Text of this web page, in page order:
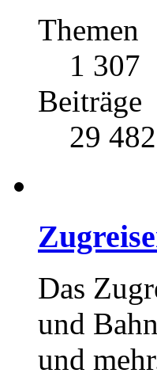
Themen
1 307
Beiträge
29 482
Das
und
und